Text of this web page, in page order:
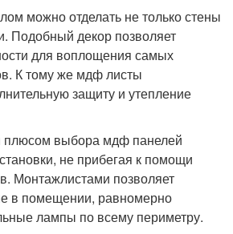
можно отделать не только стены
Подобный декор позволяет
для воплощения самых
К тому же мдф листы
защиту и утепление
выбора мдф панелей
не прибегая к помощи
Монтажлистами позволяет
в помещении, равномерно
лампы по всему периметру.